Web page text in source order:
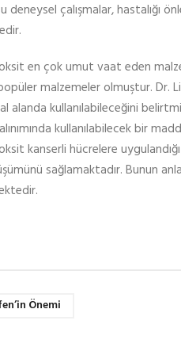
deneysel çalışmalar,
en çok umut vaat eden
malzemeler olmuştur. Dr.
alanda kullanılabileceğini
kullanılabilecek bir
kanserli hücrelere
sağlamaktadır. Bunun
Önemi